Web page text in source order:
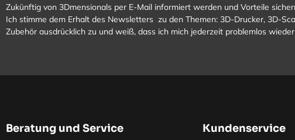
Zukünftig von 3Dmensionals per E-Mail informiert werden und Vorteile
Ich stimme dem Erhalt des Newsletters zu den Themen: 3D-Drucker, 3D-
Zubehör ausdrücklich zu und weiß, dass ich mich jederzeit problemlos
Beratung und Service Kundenservice